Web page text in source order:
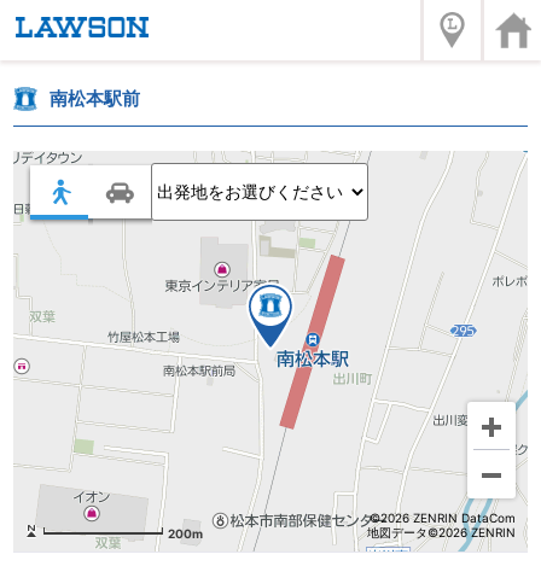
南松本駅前
200m
©2026 ZENRIN DataCom
地図データ©2026 ZENRIN